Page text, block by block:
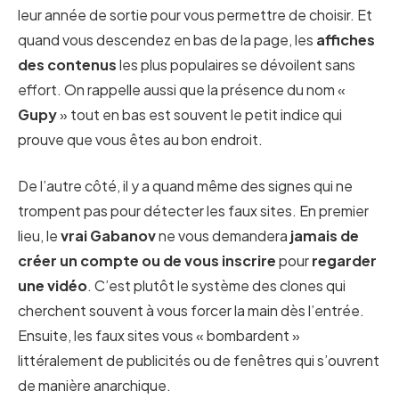
leur année de sortie pour vous permettre de choisir. Et
quand vous descendez en bas de la page, les affiches
des contenusles plus populaires se dévoilent sans
effort. On rappelle aussi que la présence du nom «
Gupy» tout en bas est souvent le petit indice qui
prouve que vous êtes au bon endroit.
De l’autre côté, il y a quand même des signes qui ne
trompent pas pour détecter les faux sites. En premier
lieu, levrai Gabanovne vous demandera jamais de
créer un compte ou de vous inscrirepourregarder
une vidéo. C’est plutôt le système des clones qui
cherchent souvent à vous forcer la main dès l’entrée.
Ensuite, les faux sites vous « bombardent »
littéralement de publicités ou de fenêtres qui s’ouvrent
de manière anarchique.